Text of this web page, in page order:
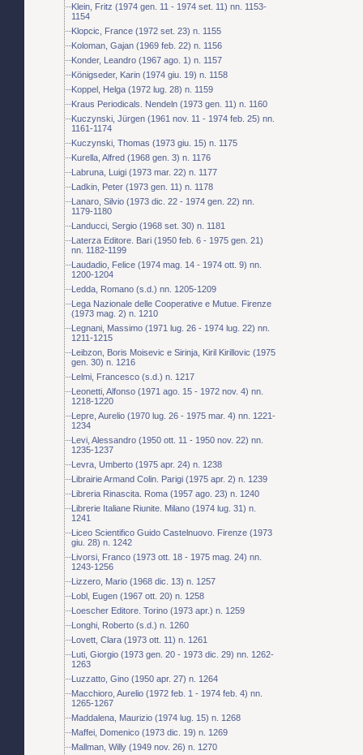
Klein, Fritz (1974 gen. 11 - 1974 set. 11) nn. 1153-
1154
Klopcic, France (1972 set. 23) n. 1155
Koloman, Gajan (1969 feb. 22) n. 1156
Konder, Leandro (1967 ago. 1) n. 1157
Königseder, Karin (1974 giu. 19) n. 1158
Koppel, Helga (1972 lug. 28) n. 1159
Kraus Periodicals. Nendeln (1973 gen. 11) n. 1160
Kuczynski, Jürgen (1961 nov. 11 - 1974 feb. 25) nn.
1161-1174
Kuczynski, Thomas (1973 giu. 15) n. 1175
Kurella, Alfred (1968 gen. 3) n. 1176
Labruna, Luigi (1973 mar. 22) n. 1177
Ladkin, Peter (1973 gen. 11) n. 1178
Lanaro, Silvio (1973 dic. 22 - 1974 gen. 22) nn.
1179-1180
Landucci, Sergio (1968 set. 30) n. 1181
Laterza Editore. Bari (1950 feb. 6 - 1975 gen. 21)
nn. 1182-1199
Laudadio, Felice (1974 mag. 14 - 1974 ott. 9) nn.
1200-1204
Ledda, Romano (s.d.) nn. 1205-1209
Lega Nazionale delle Cooperative e Mutue. Firenze
(1973 mag. 2) n. 1210
Legnani, Massimo (1971 lug. 26 - 1974 lug. 22) nn.
1211-1215
Leibzon, Boris Moisevic e Sirinja, Kiril Kirillovic (1975
gen. 30) n. 1216
Lelmi, Francesco (s.d.) n. 1217
Leonetti, Alfonso (1971 ago. 15 - 1972 nov. 4) nn.
1218-1220
Lepre, Aurelio (1970 lug. 26 - 1975 mar. 4) nn. 1221-
1234
Levi, Alessandro (1950 ott. 11 - 1950 nov. 22) nn.
1235-1237
Levra, Umberto (1975 apr. 24) n. 1238
Librairie Armand Colin. Parigi (1975 apr. 2) n. 1239
Libreria Rinascita. Roma (1957 ago. 23) n. 1240
Librerie Italiane Riunite. Milano (1974 lug. 31) n.
1241
Liceo Scientifico Guido Castelnuovo. Firenze (1973
giu. 28) n. 1242
Livorsi, Franco (1973 ott. 18 - 1975 mag. 24) nn.
1243-1256
Lizzero, Mario (1968 dic. 13) n. 1257
Lobl, Eugen (1967 ott. 20) n. 1258
Loescher Editore. Torino (1973 apr.) n. 1259
Longhi, Roberto (s.d.) n. 1260
Lovett, Clara (1973 ott. 11) n. 1261
Luti, Giorgio (1973 gen. 20 - 1973 dic. 29) nn. 1262-
1263
Luzzatto, Gino (1950 apr. 27) n. 1264
Macchioro, Aurelio (1972 feb. 1 - 1974 feb. 4) nn.
1265-1267
Maddalena, Maurizio (1974 lug. 15) n. 1268
Maffei, Domenico (1973 dic. 19) n. 1269
Mallman, Willy (1949 nov. 26) n. 1270